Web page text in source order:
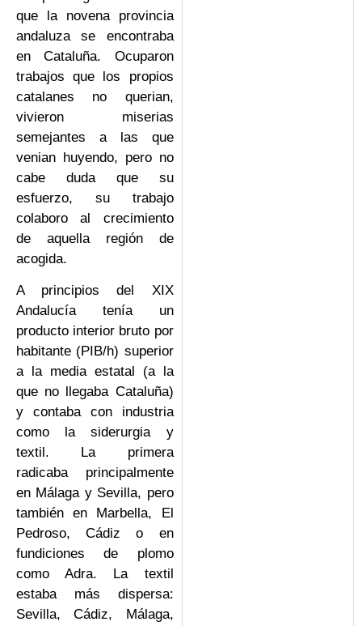
que la novena provincia
andaluza se encontraba
en Cataluña. Ocuparon
trabajos que los propios
catalanes no querian,
vivieron miserias
semejantes a las que
venian huyendo, pero no
cabe duda que su
esfuerzo, su trabajo
colaboro al crecimiento
de aquella región de
acogida.
A principios del XIX
Andalucía tenía un
producto interior bruto por
habitante (PIB/h) superior
a la media estatal (a la
que no llegaba Cataluña)
y contaba con industria
como la siderurgia y
textil. La primera
radicaba principalmente
en Málaga y Sevilla, pero
también en Marbella, El
Pedroso, Cádiz o en
fundiciones de plomo
como Adra. La textil
estaba más dispersa:
Sevilla, Cádiz, Málaga,